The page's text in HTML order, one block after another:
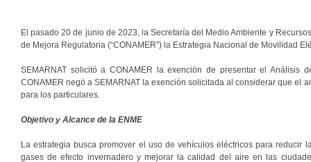
El pasado 20 de junio de 2023, la Secretaría del Medio Ambiente y
de Mejora Regulatoria (“CONAMER”) la Estrategia Nacional de Movilidad
SEMARNAT solicitó a CONAMER la exención de presentar el Análisis
CONAMER negó a SEMARNAT la exención solicitada al considerar que el
para los particulares.
Objetivo y Alcance de la ENME
La estrategia busca promover el uso de vehículos eléctricos para
gases de efecto invernadero y mejorar la calidad del aire en las